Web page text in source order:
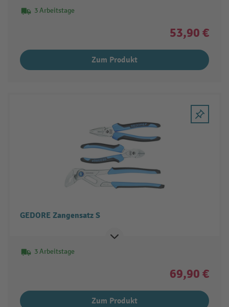
3 Arbeitstage
53,90 €
Zum Produkt
GEDORE Zangensatz S
3 Arbeitstage
69,90 €
Zum Produkt